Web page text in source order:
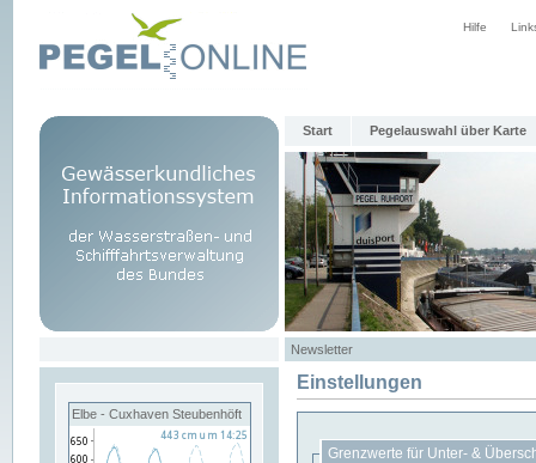
Hilfe
Start Pegelauswahl über Karte
Newsletter
Elbe - Cuxhaven Steubenhöft
Einstellungen
Grenzwerte für Unter- &